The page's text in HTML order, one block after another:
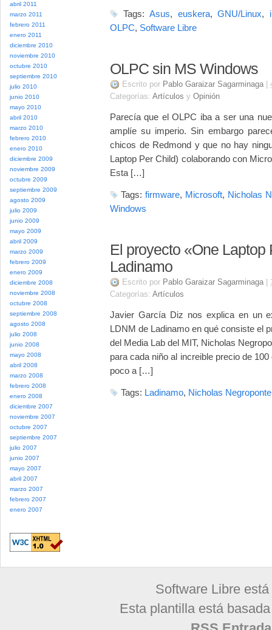
abril 2011
marzo 2011
febrero 2011
enero 2011
diciembre 2010
noviembre 2010
octubre 2010
septiembre 2010
julio 2010
junio 2010
mayo 2010
abril 2010
marzo 2010
febrero 2010
enero 2010
diciembre 2009
noviembre 2009
octubre 2009
septiembre 2009
agosto 2009
julio 2009
junio 2009
mayo 2009
abril 2009
marzo 2009
febrero 2009
enero 2009
diciembre 2008
noviembre 2008
octubre 2008
septiembre 2008
agosto 2008
julio 2008
junio 2008
mayo 2008
abril 2008
marzo 2008
febrero 2008
enero 2008
diciembre 2007
noviembre 2007
octubre 2007
septiembre 2007
julio 2007
junio 2007
mayo 2007
abril 2007
marzo 2007
febrero 2007
enero 2007
Tags: Asus, euskera,GNU/Linux,
OLPC, Software Libre
OLPC sin MS Windows
Escrito por Pablo Garaizar Sagarminaga
Categorías: Artículos y Opinión
Parecía que el OLPC iba a ser una
amplíe su imperio. Sin embargo
chicos de Redmond y que no hay
Laptop Per Child) colaborando con
Esta […]
Tags:firmware, Microsoft, Nicholas
Windows
El proyecto «One Laptop
Ladinamo
Escrito por Pablo Garaizar Sagarminaga
Categorías: Artículos
Javier García Diz nos explica en un
LDNM de Ladinamo en qué consiste el
del Media Lab del MIT, Nicholas
para cada niño al increible precio de
poco a […]
Tags: Ladinamo, Nicholas Negroponte
Software Libre
Esta plantilla está